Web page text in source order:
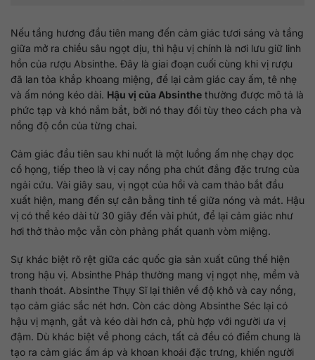
Nếu tầng hương đầu tiên mang đến cảm giác tươi sáng và tầng
giữa mở ra chiều sâu ngọt dịu, thì hậu vị chính là nơi lưu giữ linh
hồn của rượu Absinthe. Đây là giai đoạn cuối cùng khi vị rượu
đã lan tỏa khắp khoang miệng, để lại cảm giác cay ấm, tê nhẹ
và ấm nóng kéo dài. Hậu vị của Absinthe thường được mô tả là
phức tạp và khó nắm bắt, bởi nó thay đổi tùy theo cách pha và
nồng độ cồn của từng chai.
Cảm giác đầu tiên sau khi nuốt là một luồng ấm nhẹ chạy dọc
cổ họng, tiếp theo là vị cay nồng pha chút đắng đặc trưng của
ngải cứu. Vài giây sau, vị ngọt của hồi và cam thảo bắt đầu
xuất hiện, mang đến sự cân bằng tinh tế giữa nóng và mát. Hậu
vị có thể kéo dài từ 30 giây đến vài phút, để lại cảm giác như
hơi thở thảo mộc vẫn còn phảng phất quanh vòm miệng.
Sự khác biệt rõ rệt giữa các quốc gia sản xuất cũng thể hiện
trong hậu vị. Absinthe Pháp thường mang vị ngọt nhẹ, mềm và
thanh thoát. Absinthe Thụy Sĩ lại thiên về độ khô và cay nồng,
tạo cảm giác sắc nét hơn. Còn các dòng Absinthe Séc lại có
hậu vị mạnh, gắt và kéo dài hơn cả, phù hợp với người ưa vị
đậm. Dù khác biệt về phong cách, tất cả đều có điểm chung là
tạo ra cảm giác ấm áp và khoan khoái đặc trưng, khiến người